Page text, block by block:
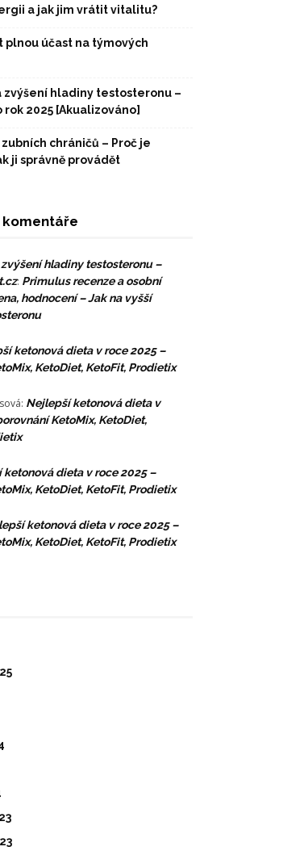
a jak jim vrátit vitalitu?
plnou účast na týmových
zvýšení hladiny testosteronu –
rok 2025 [Akualizováno]
chráničů – Proč je
ji správně provádět
komentáře
hladiny testosteronu –
: Primulus recenze a osobní
hodnocení – Jak na vyšší
ketonová dieta v roce 2025 –
KetoDiet, KetoFit, Prodietix
: Nejlepší ketonová dieta v
KetoMix, KetoDiet,
ketonová dieta v roce 2025 –
KetoDiet, KetoFit, Prodietix
ketonová dieta v roce 2025 –
KetoDiet, KetoFit, Prodietix